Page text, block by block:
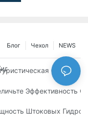
NEWS
Чехол
Блог
Эффективность
4-
Штоковых